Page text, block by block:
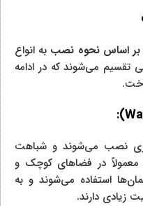
بر اساس نحوه نصب به انواع
تقسیم می‌شوند که در ادامه
):
نصب می‌شوند و شباهت
معمولاً در فضاهای کوچک و
استفاده می‌شوند و به
زیادی دارند.